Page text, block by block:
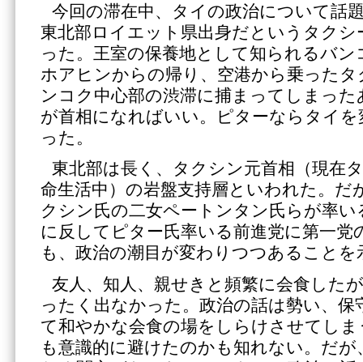
今回の滞在中、タイの政治について話
東北部ロイエット県出身だというタクシ
った。王室の保養地として知られるバン
ホアヒンからの帰り、空港から乗った
ンコク中心部の渋滞に捕まってしまっ
が首相になればいい。ピターならタイ
った。
東北部は長く、タクシン元首相（現在
命生活中）の岩盤支持層といわれた。だ
クシン氏の二女ペートンタン氏らが率い
に反してピター氏率いる前進党に第一党
も、政治の潮目が変わりつつあること
友人、知人、親せきと頻繁に会食した
ったく出なかった。政治の話は勢い、保
て和やかな会食の場をしらけさせてし
も意識的に避けたのかも知れない。だ